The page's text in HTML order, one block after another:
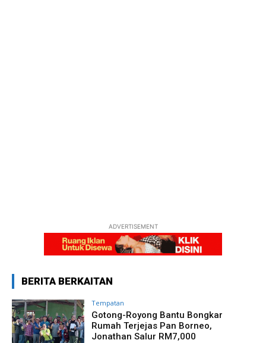
ADVERTISEMENT
BERITA BERKAITAN
Tempatan
Gotong-Royong Bantu Bongkar
Rumah Terjejas Pan Borneo,
Jonathan Salur RM7,000